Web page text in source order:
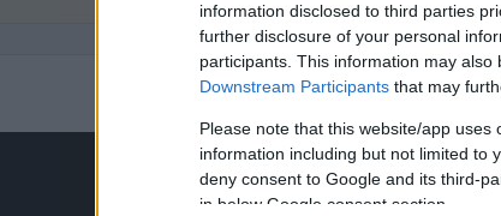
information disclosed to third parties
further disclosure of your personal
participants. This information may
Downstream Participants that may
Please note that this website/app
information including but not limited to
deny consent to Google and its third-
in below Google consent section.